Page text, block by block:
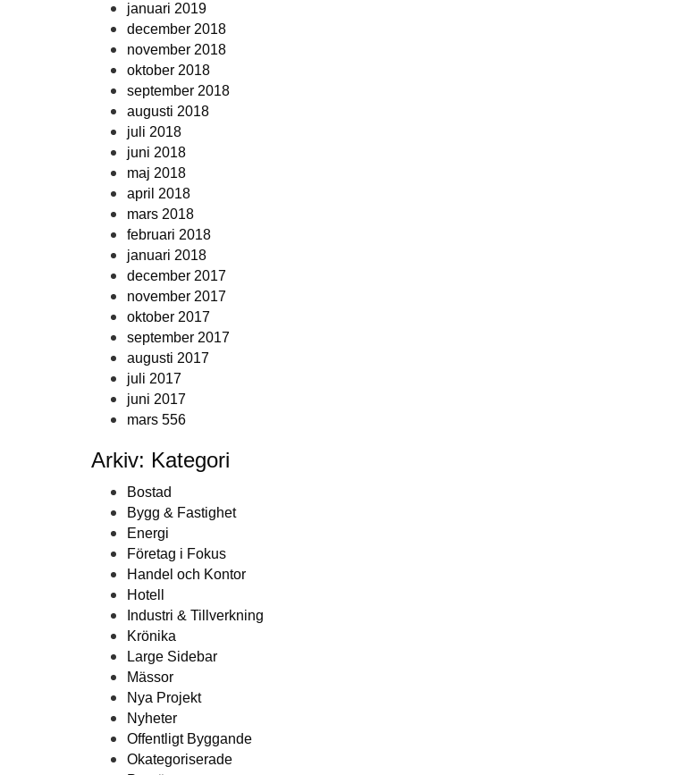
januari 2019
december 2018
november 2018
oktober 2018
september 2018
augusti 2018
juli 2018
juni 2018
maj 2018
april 2018
mars 2018
februari 2018
januari 2018
december 2017
november 2017
oktober 2017
september 2017
augusti 2017
juli 2017
juni 2017
mars 556
Arkiv: Kategori
Bostad
Bygg & Fastighet
Energi
Företag i Fokus
Handel och Kontor
Hotell
Industri & Tillverkning
Krönika
Large Sidebar
Mässor
Nya Projekt
Nyheter
Offentligt Byggande
Okategoriserade